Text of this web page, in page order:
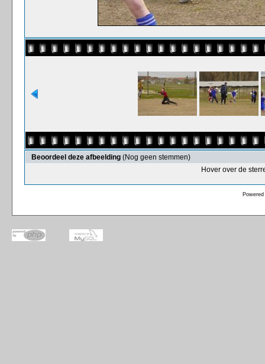
Beoordeel deze afbeelding (Nog geen stemmen)
Hover over de